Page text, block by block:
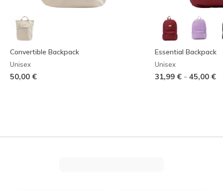
Convertible Backpack
Unisex
50,00 €
Essential Backpack
Unisex
31,99 € - 45,00 €